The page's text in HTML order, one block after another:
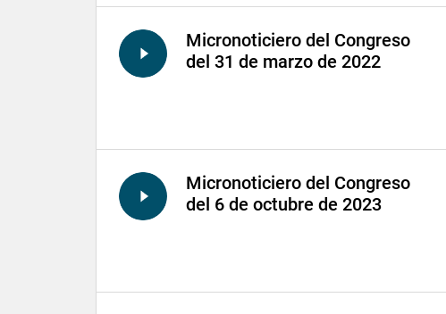
Micronoticiero del Congreso
del 31 de marzo de 2022
Micronoticiero del Congreso
del 6 de octubre de 2023